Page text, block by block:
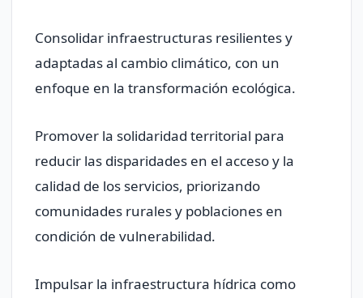
Consolidar infraestructuras resilientes y
adaptadas al cambio climático, con un
enfoque en la transformación ecológica.
Promover la solidaridad territorial para
reducir las disparidades en el acceso y la
calidad de los servicios, priorizando
comunidades rurales y poblaciones en
condición de vulnerabilidad.
Impulsar la infraestructura hídrica como